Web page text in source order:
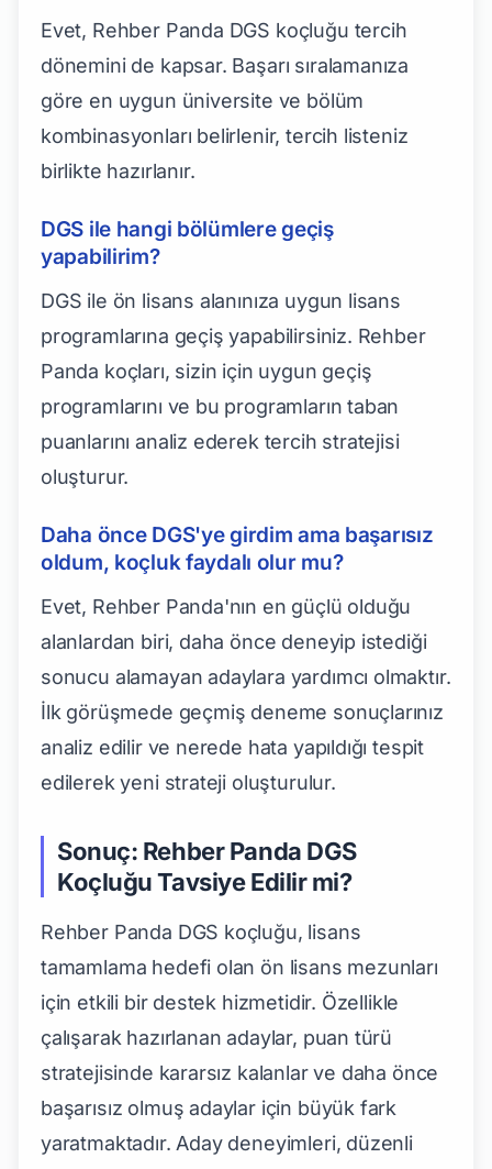
Evet, Rehber Panda DGS koçluğu tercih
dönemini de kapsar. Başarı sıralamanıza
göre en uygun üniversite ve bölüm
kombinasyonları belirlenir, tercih listeniz
birlikte hazırlanır.
DGS ile hangi bölümlere geçiş
yapabilirim?
DGS ile ön lisans alanınıza uygun lisans
programlarına geçiş yapabilirsiniz. Rehber
Panda koçları, sizin için uygun geçiş
programlarını ve bu programların taban
puanlarını analiz ederek tercih stratejisi
oluşturur.
Daha önce DGS'ye girdim ama başarısız
oldum, koçluk faydalı olur mu?
Evet, Rehber Panda'nın en güçlü olduğu
alanlardan biri, daha önce deneyip istediği
sonucu alamayan adaylara yardımcı olmaktır.
İlk görüşmede geçmiş deneme sonuçlarınız
analiz edilir ve nerede hata yapıldığı tespit
edilerek yeni strateji oluşturulur.
Sonuç: Rehber Panda DGS
Koçluğu Tavsiye Edilir mi?
Rehber Panda DGS koçluğu, lisans
tamamlama hedefi olan ön lisans mezunları
için etkili bir destek hizmetidir. Özellikle
çalışarak hazırlanan adaylar, puan türü
stratejisinde kararsız kalanlar ve daha önce
başarısız olmuş adaylar için büyük fark
yaratmaktadır. Aday deneyimleri, düzenli